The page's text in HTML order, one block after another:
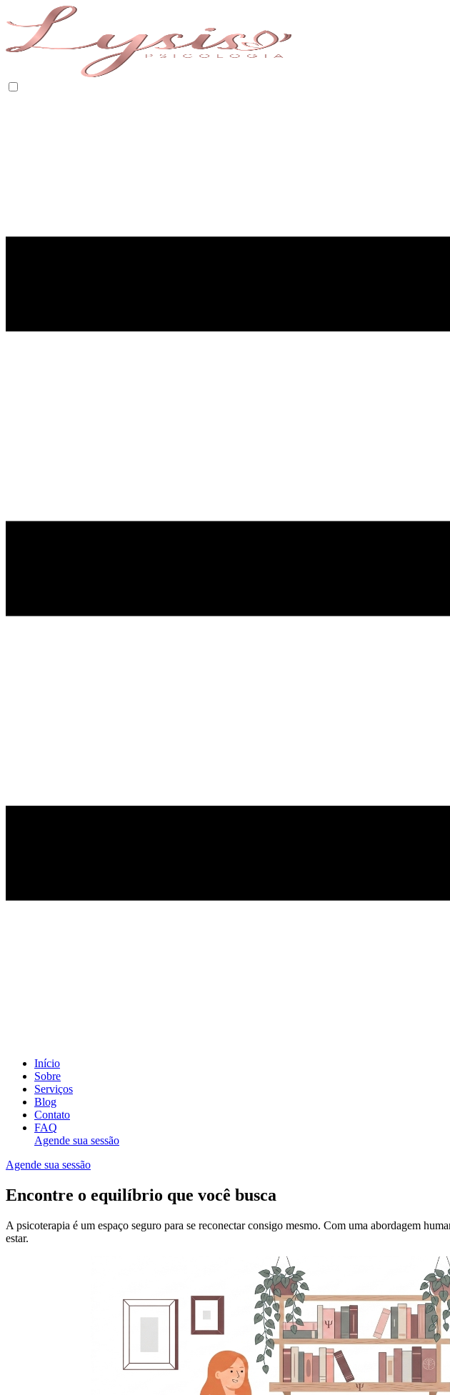
Início
Sobre
Serviços
Blog
Contato
FAQ
Agende sua sessão
Agende sua sessão
Encontre o equilíbrio que você busca
A psicoterapia é um espaço seguro para se reconectar consigo mesmo. Com uma abordagem
estar.